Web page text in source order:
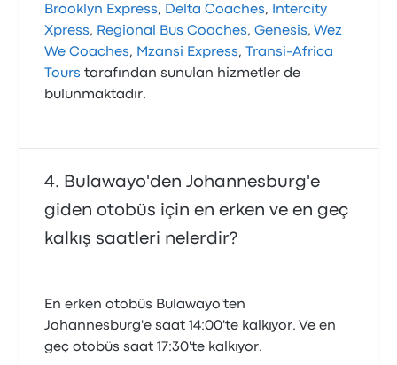
Brooklyn Express, Delta Coaches,
Intercity
Xpress, Regional Bus Coaches,Genesis,Wez
We Coaches, Mzansi Express,
Transi-Africa
Tours tarafından sunulan hizmetler de
bulunmaktadır.
Bulawayo'den Johannesburg'e
giden otobüs için en erken ve en geç
kalkış saatleri nelerdir?
En erken otobüs Bulawayo'ten
Johannesburg'e saat 14:00'te kalkıyor. Ve en
geç otobüs saat 17:30'te kalkıyor.